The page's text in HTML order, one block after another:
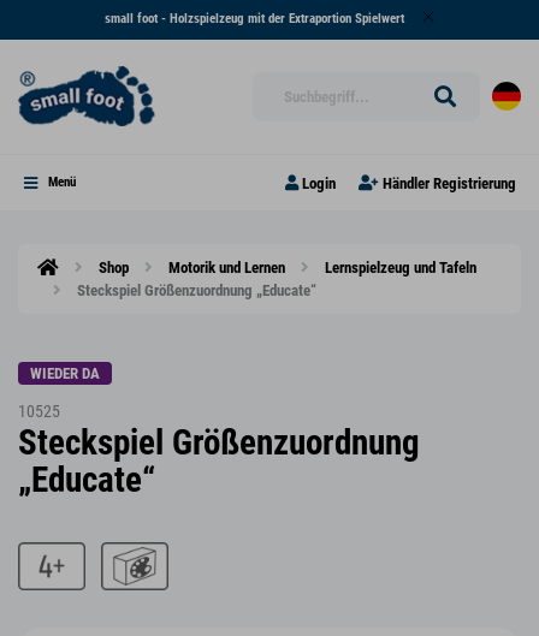
small foot - Holzspielzeug mit der Extraportion Spielwert
Menü Login Händler Registrierung
Shop Motorik und Lernen
Lernspielzeug und Tafeln
Steckspiel Größenzuordnung „Educate“
WIEDER DA
10525
Steckspiel Größenzuordnung
„Educate“